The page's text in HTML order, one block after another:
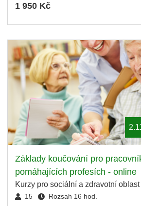
1 950 Kč
Základy koučování pro
pomáhajících profesích - online
Kurzy pro sociální a zdravotní oblast
15 Rozsah 16 hod.